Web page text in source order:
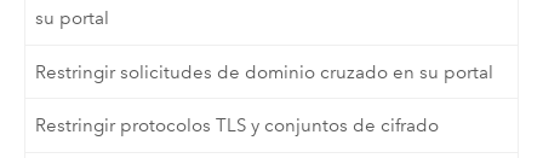
su portal
Restringir solicitudes de dominio cruzado en su portal
Restringir protocolos TLS y conjuntos de cifrado